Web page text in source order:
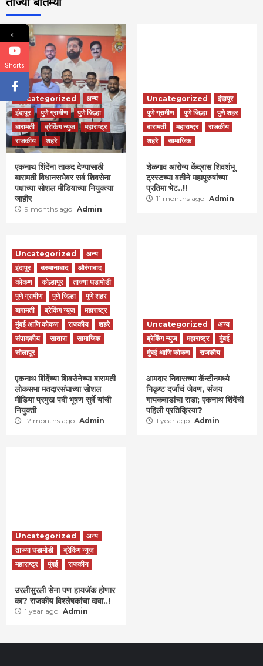
Uncategorized
अन्य
इंदापूर
पुणे ग्रामीण
पुणे जिल्हा
बारामती
ब्रेकिंग न्युज
महाराष्ट्र
राजकीय
शहरे
एकनाथ शिंदेंना ताकद देण्यासाठी
बारामती विधानसभेवर सर्व शिवसेना
पक्षाच्या सोशल मीडियाच्या नियुक्त्या
जाहीर
9 months ago Admin
Uncategorized
इंदापूर
पुणे ग्रामीण
पुणे जिल्हा
पुणे शहर
बारामती
महाराष्ट्र
राजकीय
शहरे
सामाजिक
शेळगाव आरोग्य केंद्रास शिवशंभू
ट्रस्टच्या वतीने महापुरुषांच्या
प्रतिमा भेट..!!
11 months ago Admin
Uncategorized
अन्य
इंदापूर
उस्मानाबाद
औरंगाबाद
कोकण
कोल्हापूर
ताज्या घडामोडी
पुणे ग्रामीण
पुणे जिल्हा
पुणे शहर
बारामती
ब्रेकिंग न्युज
महाराष्ट्र
मुंबई आणि कोकण
राजकीय
शहरे
संपादकीय
सातारा
सामाजिक
सोलापूर
एकनाथ शिंदेंच्या शिवसेनेच्या बारामती
लोकसभा मतदारसंघाच्या सोशल
मीडिया प्रमुख पदी भूषण सुर्वे यांची
नियुक्ती
12 months ago Admin
Uncategorized
अन्य
ब्रेकिंग न्युज
महाराष्ट्र
मुंबई
मुंबई आणि कोकण
राजकीय
आमदार निवासच्या कॅन्टीनमध्ये
निकृष्ट दर्जाचं जेवण, संजय
गायकवाडांचा राडा; एकनाथ शिंदेंची
पहिली प्रतिक्रिया?
1 year ago Admin
Uncategorized
अन्य
ताज्या घडामोडी
ब्रेकिंग न्युज
महाराष्ट्र
मुंबई राजकीय
उरलीसुरली सेना पण हायजॅक होणार
का? राजकीय विश्लेषकांचा दावा..!
1 year ago Admin
←
Shorts